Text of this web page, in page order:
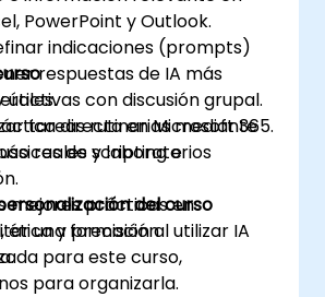
PowerPoint y Outlook.
indicaciones (prompts)
respuestas de IA más
útiles.
tareas rutinarias mediante
de scripting e
mejores prácticas en
ética y precisión al utilizar IA
con discusión grupal.
directa en Microsoft 365.
reales y laboratorios
del curso
una formación
para este curso,
para organizarla.